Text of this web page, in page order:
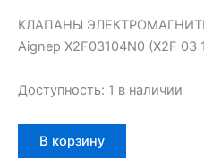
КЛАПАНЫ
Aignep X2F03104N0 (X2F 03
Доступность: 1 в наличии
товара
В корзину